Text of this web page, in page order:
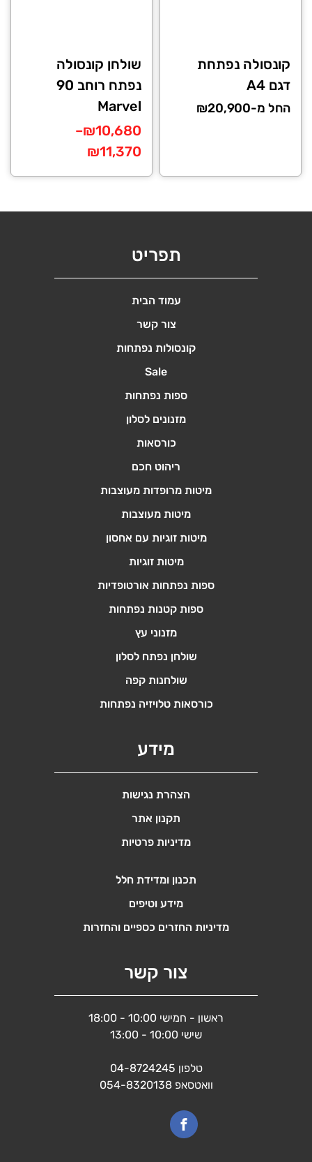
בעמוד
המוצר
קונסולה נפתחת
דגם A4
החל מ-₪20,900
שולחן קונסולה
נפתח רוחב 90
Marvel
₪10,680
–
₪11,370
טווח
מחירים:
סוגים.
את
בעמוד
המוצר
צור קשר
ראשון - חמישי 10:00 - 18:00
שישי 10:00 - 13:00
טלפון 04-8724245
וואטסאפ054-8320138
מידע
הצהרת נגישות
תקנון אתר
מדיניות פרטיות
תכנון ומדידת חלל
מידע וטיפים
מדיניות החזרים כספיים והחזרות
תפריט
עמוד הבית
צור קשר
קונסולות נפתחות
Sale
ספות נפתחות
מזנונים לסלון
כורסאות
ריהוט חכם
מיטות מרופדות מעוצבות
מיטות מעוצבות
מיטות זוגיות עם אחסון
מיטות זוגיות
ספות נפתחות אורטופדיות
ספות קטנות נפתחות
מזנוני עץ
שולחן נפתח לסלון
שולחנות קפה
כורסאות טלויזיה נפתחות